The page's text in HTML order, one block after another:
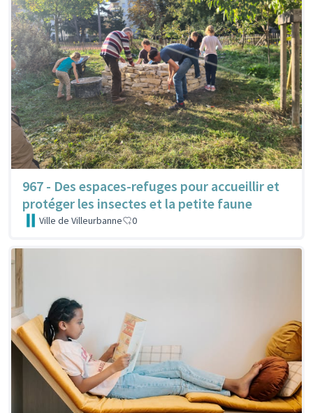
967 - Des espaces-refuges pour accueillir et
protéger les insectes et la petite faune
Ville de Villeurbanne 0